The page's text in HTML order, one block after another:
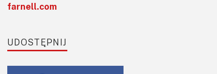
farnell.com
UDOSTĘPNIJ